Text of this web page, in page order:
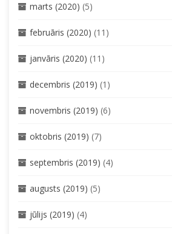
marts (2020) (5)
februāris (2020) (11)
janvāris (2020) (11)
decembris (2019) (1)
novembris (2019) (6)
oktobris (2019) (7)
septembris (2019) (4)
augusts (2019) (5)
jūlijs (2019) (4)